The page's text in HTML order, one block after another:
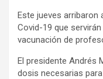
Este jueves arribaron
Covid-19 que
vacunación de
El presidente Andrés
dosis necesarias